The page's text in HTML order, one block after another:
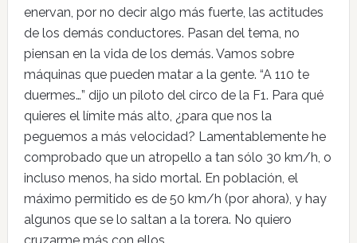
enervan, por no decir algo más fuerte, las actitudes
de los demás conductores. Pasan del tema, no
piensan en la vida de los demás. Vamos sobre
máquinas que pueden matar a la gente. “A 110 te
duermes…” dijo un piloto del circo de la F1. Para qué
quieres el límite más alto, ¿para que nos la
peguemos a más velocidad? Lamentablemente he
comprobado que un atropello a tan sólo 30 km/h, o
incluso menos, ha sido mortal. En población, el
máximo permitido es de 50 km/h (por ahora), y hay
algunos que se lo saltan a la torera. No quiero
cruzarme más con ellos.